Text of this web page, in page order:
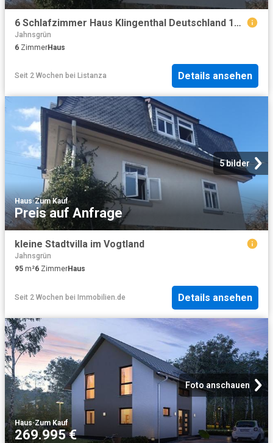
6 Schlafzimmer Haus Klingenthal Deutschland 104226136
Jahnsgrün
6 ZimmerHaus
Seit 2 Wochen bei Listanza Details ansehen
5 bilder
Haus·Zum Kauf
Preis auf Anfrage
kleine Stadtvilla im Vogtland
Jahnsgrün
95 m²6 ZimmerHaus
Seit 2 Wochen bei Immobilien.de Details ansehen
Foto anschauen
Haus·Zum Kauf
269.995 €